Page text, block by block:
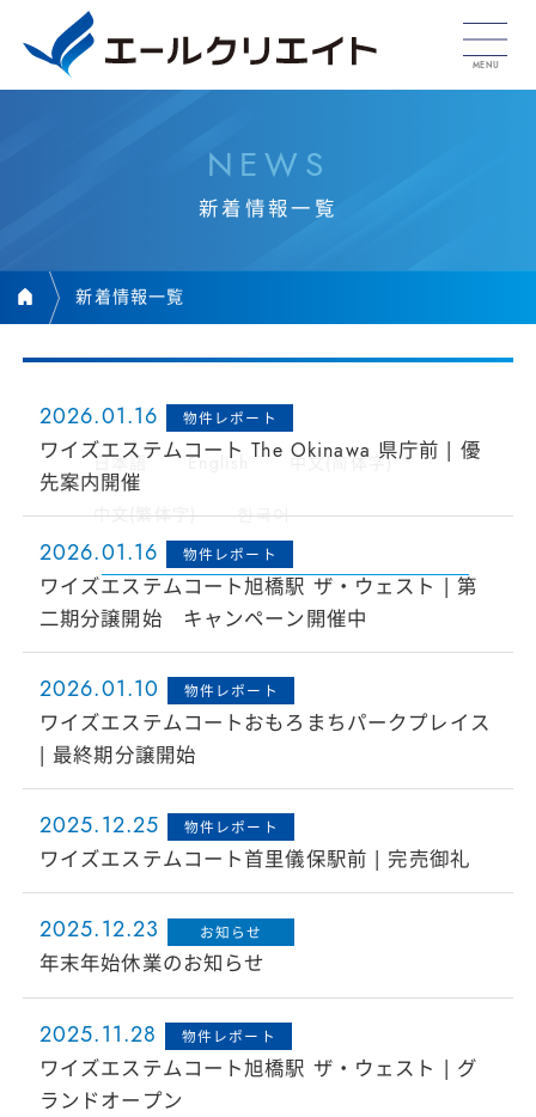
日本語 English 中文(简体字)
中文(繁体字) 한국어
新着情報一 覧
N EWS
新着情報一覧
2026.01.16 物件レポート
ワイズエステムコート The Okinawa 県庁前 | 優
先案内開催
2026.01.16 物件レポート
ワイズエステムコート旭橋駅 ザ・ウェスト | 第
二期分譲開始 キャンペーン開催中
2026.01.10 物件レポート
ワイズエステムコートおもろまちパークプレイス
| 最終期分譲開始
2025.12.25 物件レポート
ワイズエステムコート首里儀保駅前 | 完売御礼
2025.12.23 お知らせ
年末年始休業のお知らせ
2025.11.28 物件レポート
ワイズエステムコート旭橋駅 ザ・ウェスト | グ
ランドオープン